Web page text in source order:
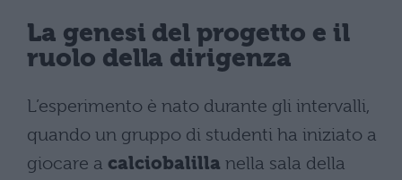
La genesi del progetto e il
ruolo della dirigenza
L’esperimento è nato durante gli intervalli,
quando un gruppo di studenti ha iniziato a
giocare a calciobalilla nella sala della